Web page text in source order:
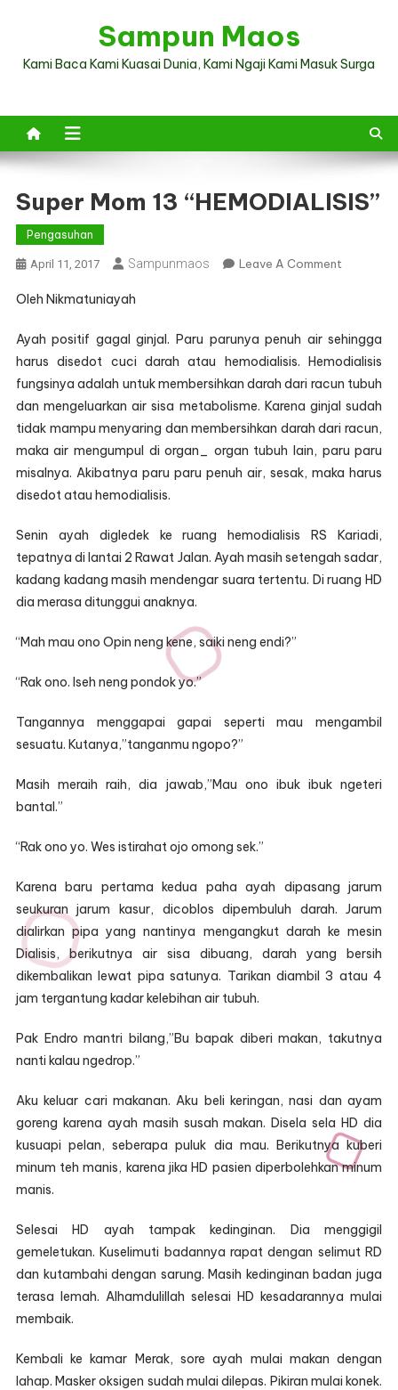
Sampun Maos
Kami Baca Kami Kuasai Dunia, Kami Ngaji Kami Masuk Surga
Super Mom 13 “HEMODIALISIS”
Pengasuhan
April 11, 2017 Sampunmaos Leave A CommentOn
Oleh Nikmatuniayah
Ayah positif gagal ginjal. Paru parunya penuh air sehingga
harus disedot cuci darah atau hemodialisis. Hemodialisis
fungsinya adalah untuk membersihkan darah dari racun tubuh
dan mengeluarkan air sisa metabolisme. Karena ginjal sudah
tidak mampu menyaring dan membersihkan darah dari racun,
maka air mengumpul di organ_ organ tubuh lain, paru paru
misalnya. Akibatnya paru paru penuh air, sesak, maka harus
disedot atau hemodialisis.
Senin ayah digledek ke ruang hemodialisis RS Kariadi,
tepatnya di lantai 2 Rawat Jalan. Ayah masih setengah sadar,
kadang kadang masih mendengar suara tertentu. Di ruang HD
dia merasa ditunggui anaknya.
“Mah mau ono Opin neng kene, saiki neng endi?”
“Rak ono. Iseh neng pondok yo.”
Tangannya menggapai gapai seperti mau mengambil
sesuatu. Kutanya,”tanganmu ngopo?”
Masih meraih raih, dia jawab,”Mau ono ibuk ibuk ngeteri
bantal.”
“Rak ono yo. Wes istirahat ojo omong sek.”
Karena baru pertama kedua paha ayah dipasang jarum
seukuran jarum kasur, dicoblos dipembuluh darah. Jarum
dialirkan pipa yang nantinya mengangkut darah ke mesin
Dialisis, berikutnya air sisa dibuang, darah yang bersih
dikembalikan lewat pipa satunya. Tarikan diambil 3 atau 4
jam tergantung kadar kelebihan air tubuh.
Pak Endro mantri bilang,”Bu bapak diberi makan, takutnya
nanti kalau ngedrop.”
Aku keluar cari makanan. Aku beli keringan, nasi dan ayam
goreng karena ayah masih susah makan. Disela sela HD dia
kusuapi pelan, seberapa puluk dia mau. Berikutnya kuberi
minum teh manis, karena jika HD pasien diperbolehkan minum
manis.
Selesai HD ayah tampak kedinginan. Dia menggigil
gemeletukan. Kuselimuti badannya rapat dengan selimut RD
dan kutambahi dengan sarung. Masih kedinginan badan juga
terasa lemah. Alhamdulillah selesai HD kesadarannya mulai
membaik.
Kembali ke kamar Merak, sore ayah mulai makan dengan
lahap. Masker oksigen sudah mulai dilepas. Pikiran mulai konek.